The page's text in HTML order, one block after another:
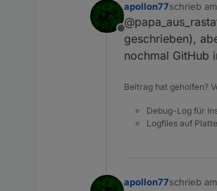
Offline
apollon77schrieb am
zuletzt
geschrieben),
nochmal GitHub
Beitrag hat geholfen?
Debug-Log für
Logfiles auf
apollon77schrieb am
zuletzt